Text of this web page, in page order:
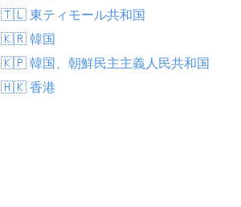
19
🇹🇱 東ティモール共和国
🇰🇷 韓国
🇰🇵 韓国、朝鮮民主主義人民共和国
🇭🇰 香港